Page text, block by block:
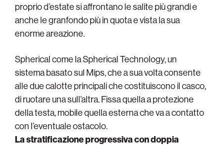
proprio d’estate si affrontano le salite più grandi e
anche le granfondo più in quota e vista la sua
enorme areazione.
Spherical come la Spherical Technology, un
sistema basato sul Mips, che a sua volta consente
alle due calotte principali che costituiscono il casco,
di ruotare una sull’altra. Fissa quella a protezione
della testa, mobile quella esterna che va a contatto
con l’eventuale ostacolo.
La stratificazione progressiva con doppia